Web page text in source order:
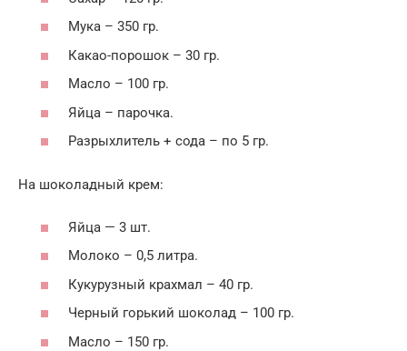
Мука – 350 гр.
Какао-порошок – 30 гр.
Масло – 100 гр.
Яйца – парочка.
Разрыхлитель + сода – по 5 гр.
На шоколадный крем:
Яйца — 3 шт.
Молоко – 0,5 литра.
Кукурузный крахмал – 40 гр.
Черный горький шоколад – 100 гр.
Масло – 150 гр.